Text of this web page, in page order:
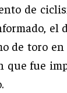
de
de toro en
que fue